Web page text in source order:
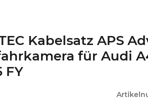
Kabelsatz APS
für Audi
FY